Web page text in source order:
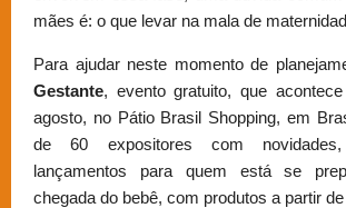
mães é: o que levar na mala de
Para ajudar neste momento de
Gestante, evento gratuito, que
agosto, no Pátio Brasil Shopping, em
de 60 expositores com
lançamentos para quem está se
chegada do bebê, com produtos a partir